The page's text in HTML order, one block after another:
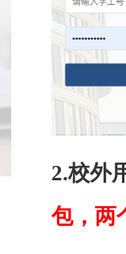
2.校外
包，两